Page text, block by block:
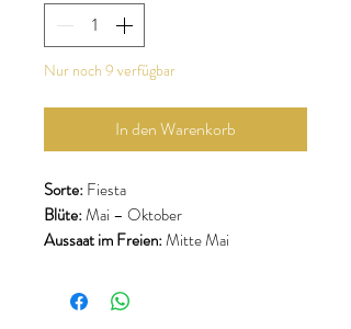
Nur noch 9 verfügbar
In den Warenkorb
Sorte:Fiesta
Blüte:Mai – Oktober
Aussaat im Freien:Mitte Mai
Aussaattiefe:
Pflanzabstand: